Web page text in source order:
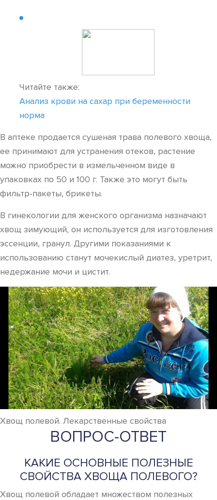
Читайте также:
Анализ крови на сахар при беременности
норма
В аптеке продается сушеная трава полевого хвоща,
ее принимают для устранения отеков, растение
можно приобрести в измельченном виде в
упаковках по 50 и 100 г. Также это могут быть
фильтр-пакеты, брикеты.
В гинекологии для женского организма назначают
хвощ зимующий, он используется для изготовления
эссенции, гранул. Другими показаниями к
использованию станут мочекислый диатез, уретрит,
недержание мочи и цистит.
Хвощ полевой. Лекарственные свойства
ВОПРОС-ОТВЕТ
КАКИЕ ОСНОВНЫЕ ПОЛЕЗНЫЕ
СВОЙСТВА ХВОЩА ПОЛЕВОГО?
Хвощ полевой обладает множеством полезных